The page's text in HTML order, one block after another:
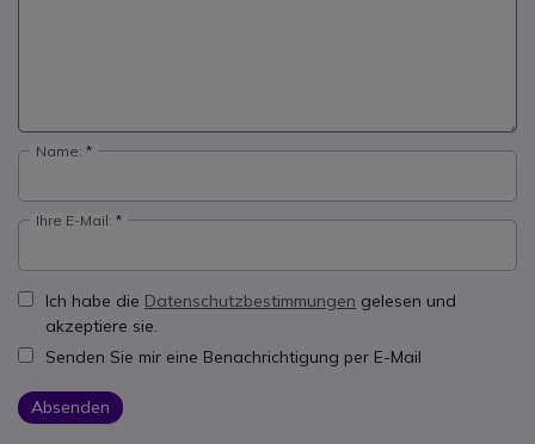
Name:
Ihre E-Mail:
Ich habe die Datenschutzbestimmungen gelesen und
akzeptiere sie.
Senden Sie mir eine Benachrichtigung per E-Mail
Absenden